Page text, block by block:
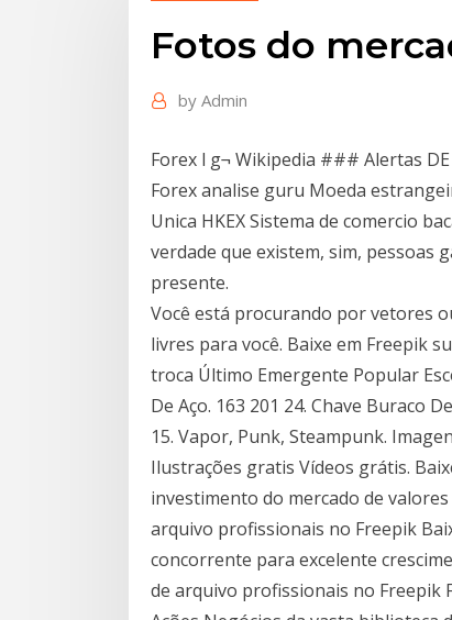
Fotos do
by Admin
Forex l g¬ Wikipedia ### Alertas
Forex analise guru Moeda
Unica HKEX Sistema de comercio
verdade que existem, sim, pessoas
presente.
Você está procurando por vetores
livres para você. Baixe em Freepik
troca Último Emergente Popular
De Aço. 163 201 24. Chave Buraco
15. Vapor, Punk, Steampunk.
Ilustrações gratis Vídeos grátis.
investimento do mercado de
arquivo profissionais no Freepik
concorrente para excelente
de arquivo profissionais no Freepik